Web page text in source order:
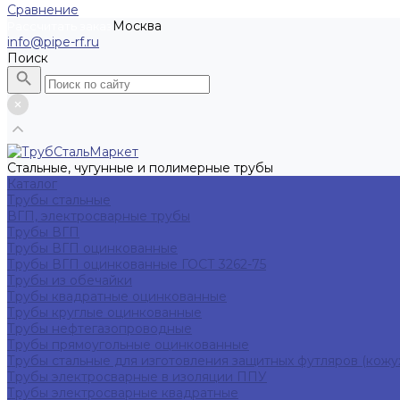
Сравнение
Москва
info@pipe-rf.ru
Поиск
Стальные, чугунные и полимерные трубы
Каталог
Трубы стальные
ВГП, электросварные трубы
Трубы ВГП
Трубы ВГП оцинкованные
Трубы ВГП оцинкованные ГОСТ 3262-75
Трубы из обечайки
Трубы квадратные оцинкованные
Трубы круглые оцинкованные
Трубы нефтегазопроводные
Трубы прямоугольные оцинкованные
Трубы стальные для изготовления защитных футляров
Трубы электросварные в изоляции ППУ
Трубы электросварные квадратные